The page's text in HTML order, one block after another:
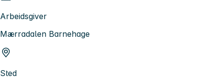
Arbeidsgiver
Mærradalen Barnehage
Sted